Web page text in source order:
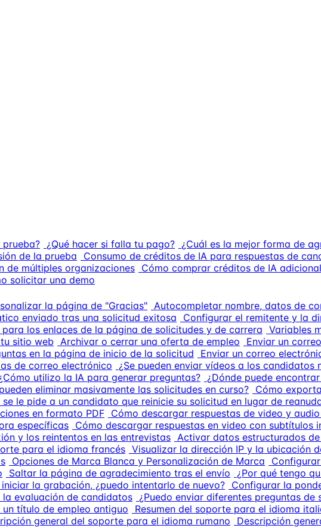
¿Qué hacer si falla tu pago? ¿Cuál es la mejor forma de
de la prueba Consumo de créditos de IA para respuestas de
de múltiples organizaciones Cómo comprar créditos de IA
solicitar una demo
la página de "Gracias" Autocompletar nombre, datos de
enviado tras una solicitud exitosa Configurar el remitente y la
los enlaces de la página de solicitudes y de carrera Variables
sitio web Archivar o cerrar una oferta de empleo
Enviar un
en la página de inicio de la solicitud
Enviar un correo
de correo electrónico
¿Se pueden enviar vídeos a los candidatos
utilizo la IA para generar preguntas? ¿Dónde puede
eliminar masivamente las solicitudes en curso? Cómo
se le pide a un candidato que reinicie su solicitud en lugar de
en formato PDF Cómo descargar respuestas de video y
específicas
Cómo descargar respuestas en video con subtítulos
y los reintentos en las entrevistas Activar datos estructurados
para el idioma francés Visualizar la dirección IP y la ubicación
Opciones de Marca Blanca y Personalización de Marca
Saltar la página de agradecimiento tras el envío ¿Por qué tengo
iniciar la grabación, ¿puedo intentarlo de nuevo? Configurar la
evaluación de candidatos ¿Puedo enviar diferentes preguntas
título de empleo antiguo
Resumen del soporte para el idioma
general del soporte para el idioma rumano Descripción